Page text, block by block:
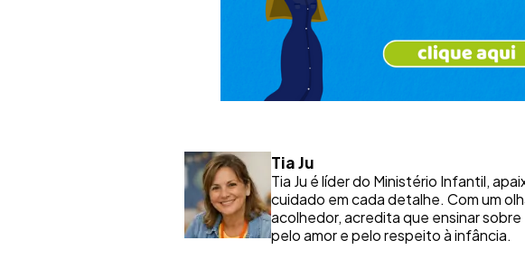
Tia Ju
Tia Ju é líder do Ministério Infantil,
cuidado em cada detalhe. Com um
acolhedor, acredita que ensinar
pelo amor e pelo respeito à infância.